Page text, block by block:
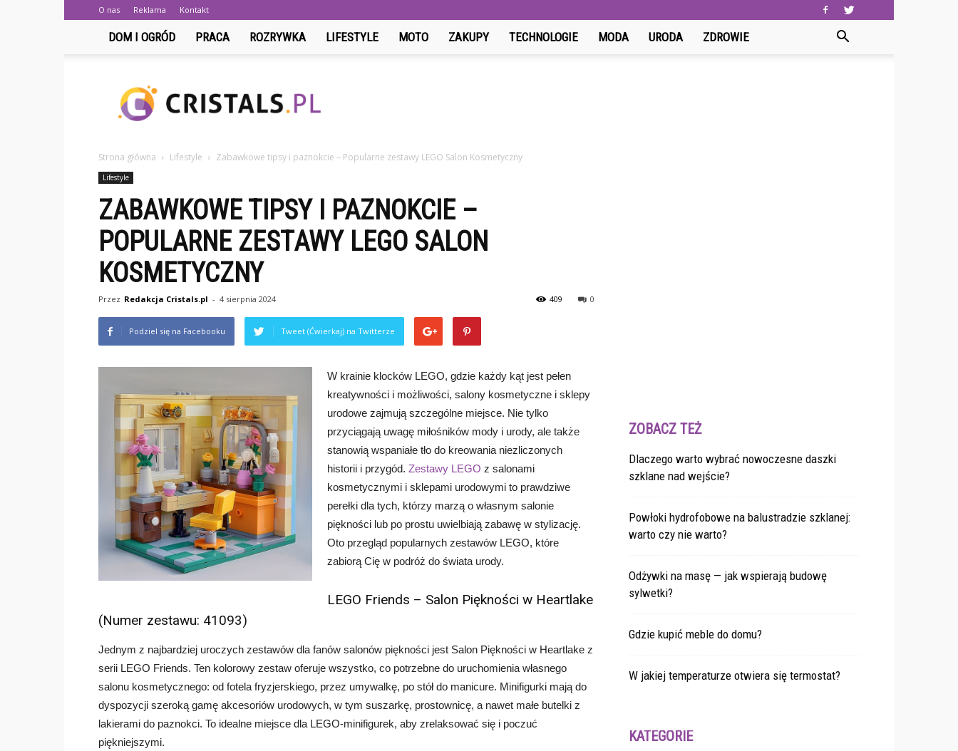
O nas Reklama Kontakt
DOM I OGRÓD PRACA ROZRYWKA LIFESTYLE MOTO ZAKUPY TECHNOLOGIE MODA URODA ZDROWIE
Strona główna Lifestyle Zabawkowe tipsy i paznokcie – Popularne zestawy LEGO Salon Kosmetyczny
Lifestyle
ZABAWKOWE TIPSY I PAZNOKCIE –
POPULARNE ZESTAWY LEGO SALON
KOSMETYCZNY
Przez Redakcja Cristals.pl - 4 sierpnia 2024 0
409
Podziel się na Facebooku Tweet (Ćwierkaj) na Twitterze
W krainie klocków LEGO, gdzie każdy kąt jest pełen
kreatywności i możliwości, salony kosmetyczne i sklepy
urodowe zajmują szczególne miejsce. Nie tylko
przyciągają uwagę miłośników mody i urody, ale także
stanowią wspaniałe tło do kreowania niezliczonych
historii i przygód. Zestawy LEGO z salonami
kosmetycznymi i sklepami urodowymi to prawdziwe
perełki dla tych, którzy marzą o własnym salonie
piękności lub po prostu uwielbiają zabawę w stylizację.
Oto przegląd popularnych zestawów LEGO, które
zabiorą Cię w podróż do świata urody.
LEGO Friends – Salon Piękności w Heartlake
(Numer zestawu: 41093)
Jednym z najbardziej uroczych zestawów dla fanów salonów piękności jest Salon Piękności w Heartlake z
serii LEGO Friends. Ten kolorowy zestaw oferuje wszystko, co potrzebne do uruchomienia własnego
salonu kosmetycznego: od fotela fryzjerskiego, przez umywalkę, po stół do manicure. Minifigurki mają do
dyspozycji szeroką gamę akcesoriów urodowych, w tym suszarkę, prostownicę, a nawet małe butelki z
lakierami do paznokci. To idealne miejsce dla LEGO-minifigurek, aby zrelaksować się i poczuć
piękniejszymi.
ZOBACZ TEŻ
Dlaczego warto wybrać nowoczesne daszki
szklane nad wejście?
Powłoki hydrofobowe na balustradzie szklanej:
warto czy nie warto?
Odżywki na masę — jak wspierają budowę
sylwetki?
Gdzie kupić meble do domu?
W jakiej temperaturze otwiera się termostat?
KATEGORIE